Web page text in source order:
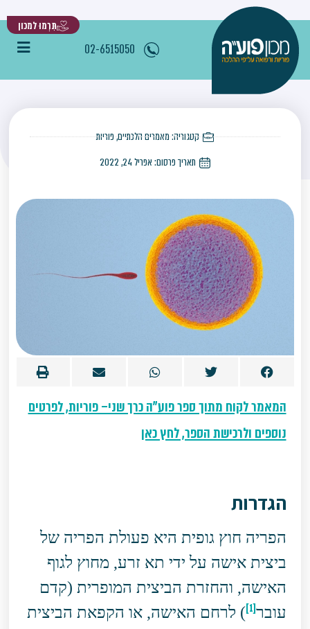
תִּרְמוּ למכון
02-6515050הפריה חוץ גופית(IVF)
קטגוריה:מאמרים הלכתיים,פוריות
תאריך פרסום: אפריל 24, 2022
המאמר לקוח מתוך ספר פוע"ה כרך שני– פוריות, לפרטים
נוספים ולרכישת הספר, לחץ כאן
הגדרות
הפריה חוץ גופית היא פעולת הפריה של
ביצית אישה על ידי תא זרע, מחוץ לגוף
האישה, והחזרת הביצית המופרית (קדם
עובר[1] ) לרחם האישה, או הקפאת הביצית